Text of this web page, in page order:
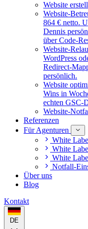
Website
Website-
864 € netto.
Dennis
über Code-
Website-
WordPress
Redirect-
persönlich.
Website
Wins in
echten GSC-
Website-
Referenzen
Für Agenturen
White
White
White
Notfall-
Über uns
Blog
Kontakt
DE